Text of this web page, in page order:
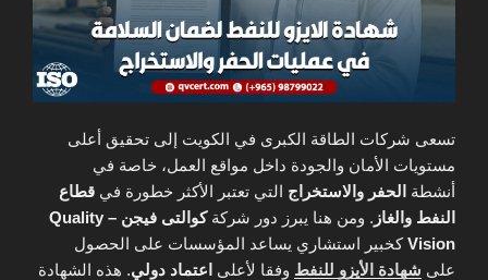
تسعى شركات الطاقة الكبرى في الكويت إلى تحقيق أعلى
مستويات الأمان والجودة داخل مواقع العمل، خاصة في
أنشطة الحفر والاستخراج التي تعتبر الأكثر خطورة في قطاع
النفط والغاز . ومن هنا يبرز دور شركة
كوالتى فيجن – Quality
Visionكخبير استشاري يساعد المؤسسات على الحصول
على شهادة الأيزو للنفط وفقا لأعلى اعتماد دولي. هذه الشهادة